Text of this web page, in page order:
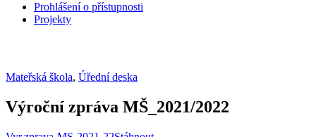
Prohlášení o přístupnosti
Projekty
Mateřská škola, Úřední deska
Výroční zpráva MŠ_2021/2022